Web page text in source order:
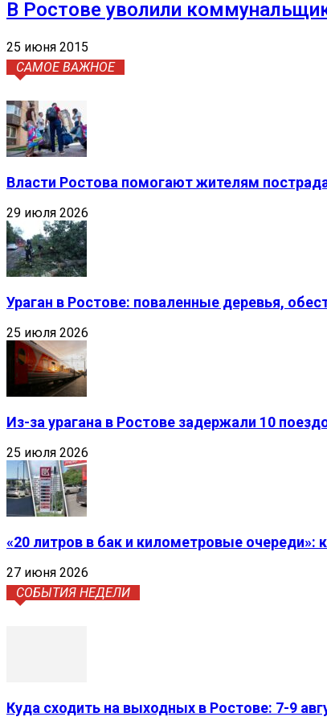
В Ростове уволили
25 июня 2015
САМОЕ ВАЖНОЕ
Власти Ростова помогают жителям
29 июля 2026
Ураган в Ростове: поваленные деревья,
25 июля 2026
Из-за урагана в Ростове задержали 10
25 июля 2026
«20 литров в бак и километровые
27 июня 2026
СОБЫТИЯ НЕДЕЛИ
Куда сходить на выходных в Ростове: 7-9